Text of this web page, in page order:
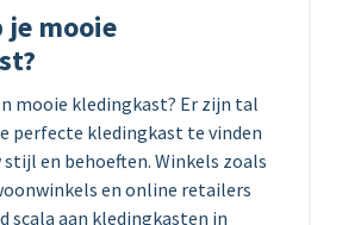
je mooie
mooie kledingkast? Er zijn tal
perfecte kledingkast te vinden
en behoeften. Winkels zoals
en online retailers
scala aan kledingkasten in